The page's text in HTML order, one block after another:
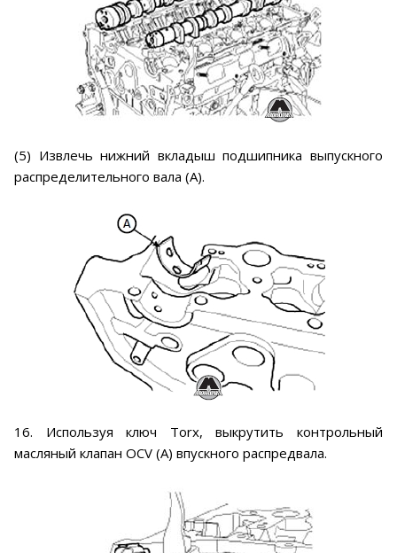
(5) Извлечь нижний вкладыш подшипника выпускного
распределительного вала (А).
16. Используя ключ Torx, выкрутить контрольный
масляный клапан OCV (A) впускного распредвала.